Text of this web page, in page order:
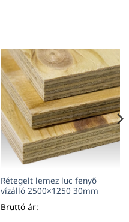
Rétegelt lemez luc fenyő
vízálló 2500×1250 30mm
Bruttó ár: